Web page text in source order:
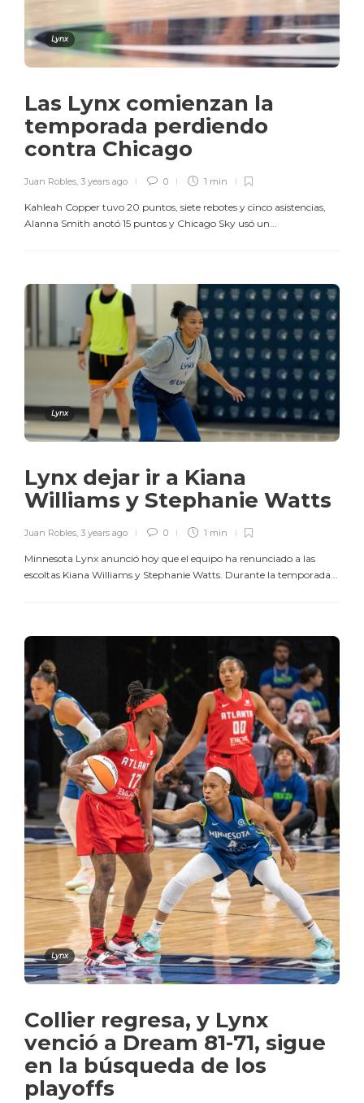
Lynx
Las Lynx comienzan la
temporada perdiendo
contra Chicago
Juan Robles, 3 years ago 0 1 min
Kahleah Copper tuvo 20 puntos, siete rebotes y cinco asistencias,
Alanna Smith anotó 15 puntos y Chicago Sky usó un...
Lynx
Lynx dejar ir a Kiana
Williams y Stephanie Watts
Juan Robles, 3 years ago 0 1 min
Minnesota Lynx anunció hoy que el equipo ha renunciado a las
escoltas Kiana Williams y Stephanie Watts. Durante la temporada...
Lynx
Collier regresa, y Lynx
venció a Dream 81-71, sigue
en la búsqueda de los
playoffs